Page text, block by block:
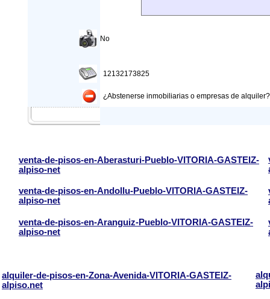
No
12132173825
¿Abstenerse inmobiliarias o empresas de
venta-de-pisos-en-Aberasturi-Pueblo-VITORIA-GASTEIZ-
alpiso-net
venta-de-pisos-en-Andollu-Pueblo-VITORIA-GASTEIZ-
alpiso-net
venta-de-pisos-en-Aranguiz-Pueblo-VITORIA-GASTEIZ-
alpiso-net
alquiler-de-pisos-en-Zona-Avenida-VITORIA-GASTEIZ-
alpiso.net